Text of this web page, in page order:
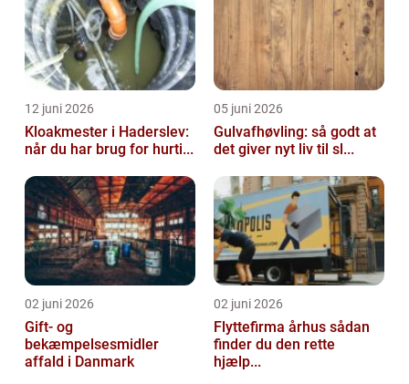
12 juni 2026
Kloakmester i Haderslev:
når du har brug for hurti...
05 juni 2026
Gulvafhøvling: så godt at
det giver nyt liv til sl...
02 juni 2026
Gift- og
bekæmpelsesmidler
affald i Danmark
02 juni 2026
Flyttefirma århus sådan
finder du den rette
hjælp...